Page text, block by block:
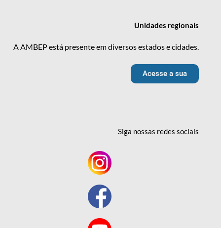
Unidades regionais
A AMBEP está presente em diversos estados e cidades.
Acesse a sua
Siga nossas redessociais